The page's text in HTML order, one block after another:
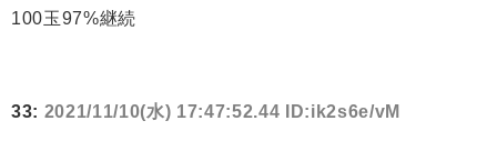
100玉97%継続
33: 2021/11/10(水) 17:47:52.44 ID:ik2s6e/vM